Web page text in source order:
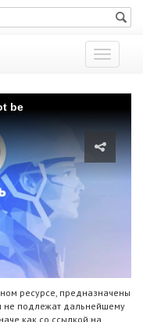
Показать
меню
be
ресурсе, предназначены
не подлежат дальнейшему
как со ссылкой на